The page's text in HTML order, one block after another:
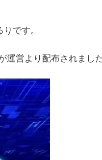
です。
運営より配布されました